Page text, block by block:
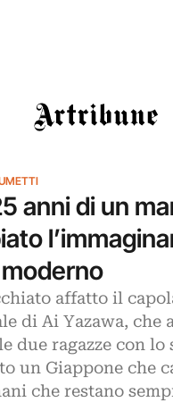
Artribune
anni di un
affatto il
di Ai Yazawa, che
due ragazze con lo
un Giappone che
che restano